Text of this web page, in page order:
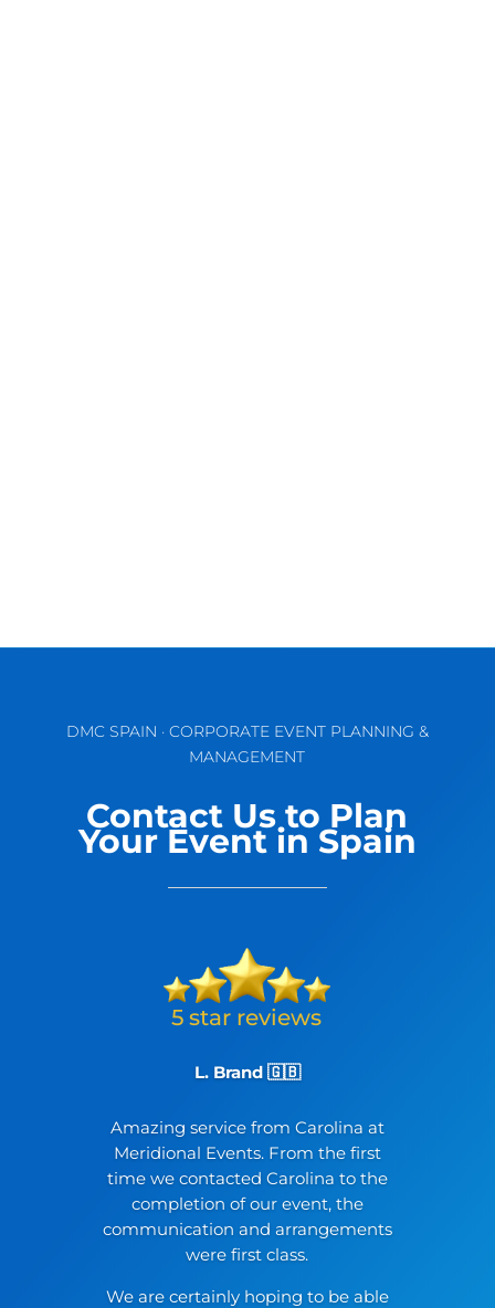
DMC SPAIN · CORPORATE EVENT PLANNING &
MANAGEMENT
Contact Us to Plan
Your Event in Spain
L. Brand 🇬🇧
Amazing service from Carolina at
Meridional Events. From the first
time we contacted Carolina to the
completion of our event, the
communication and arrangements
were first class.
We are certainly hoping to be able